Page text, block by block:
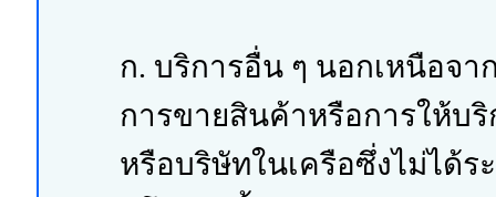
ก. บริการอื่น ๆ นอกเหนือจ
การขายสินค้าหรือการให้บ
หรือบริษัทในเครือซึ่งไม่ได้